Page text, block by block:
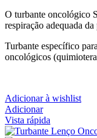
O turbante oncológico
respiração adequada
Turbante específico
oncológicos
Adicionar à wishlist
Adicionar
Vista rápida